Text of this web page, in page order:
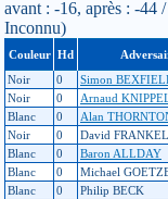
avant : -16, après : -44
Inconnu)
Couleur Hd
Noir
0 Simon
Noir
0 Arnaud
Blanc
0 Alan
Noir
0 David FRANKEL
Blanc
0 Baron ALLDAY
Blanc
0 Michael
Blanc
0 Philip BECK